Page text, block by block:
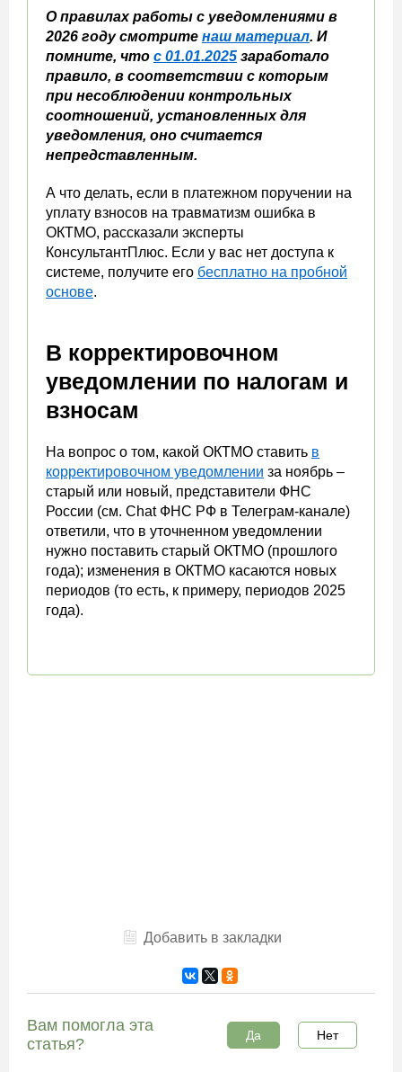
О правилах работы с уведомлениями в
2026 году смотрите наш материал. И
помните, что с 01.01.2025 заработало
правило, в соответствии с которым
при несоблюдении контрольных
соотношений, установленных для
уведомления, оно считается
непредставленным.
А что делать, если в платежном поручении на
уплату взносов на травматизм ошибка в
ОКТМО, рассказали эксперты
КонсультантПлюс. Если у вас нет доступа к
системе, получите его бесплатно на пробной
основе.
В корректировочном
уведомлении по налогам и
взносам
На вопрос о том, какой ОКТМО ставить в
корректировочном уведомлении за ноябрь –
старый или новый, представители ФНС
России (см. Chat ФНС РФ в Телеграм-канале)
ответили, что в уточненном уведомлении
нужно поставить старый ОКТМО (прошлого
года); изменения в ОКТМО касаются новых
периодов (то есть, к примеру, периодов 2025
года).
Добавить в закладки
Вам помогла эта
статья?
Да Нет